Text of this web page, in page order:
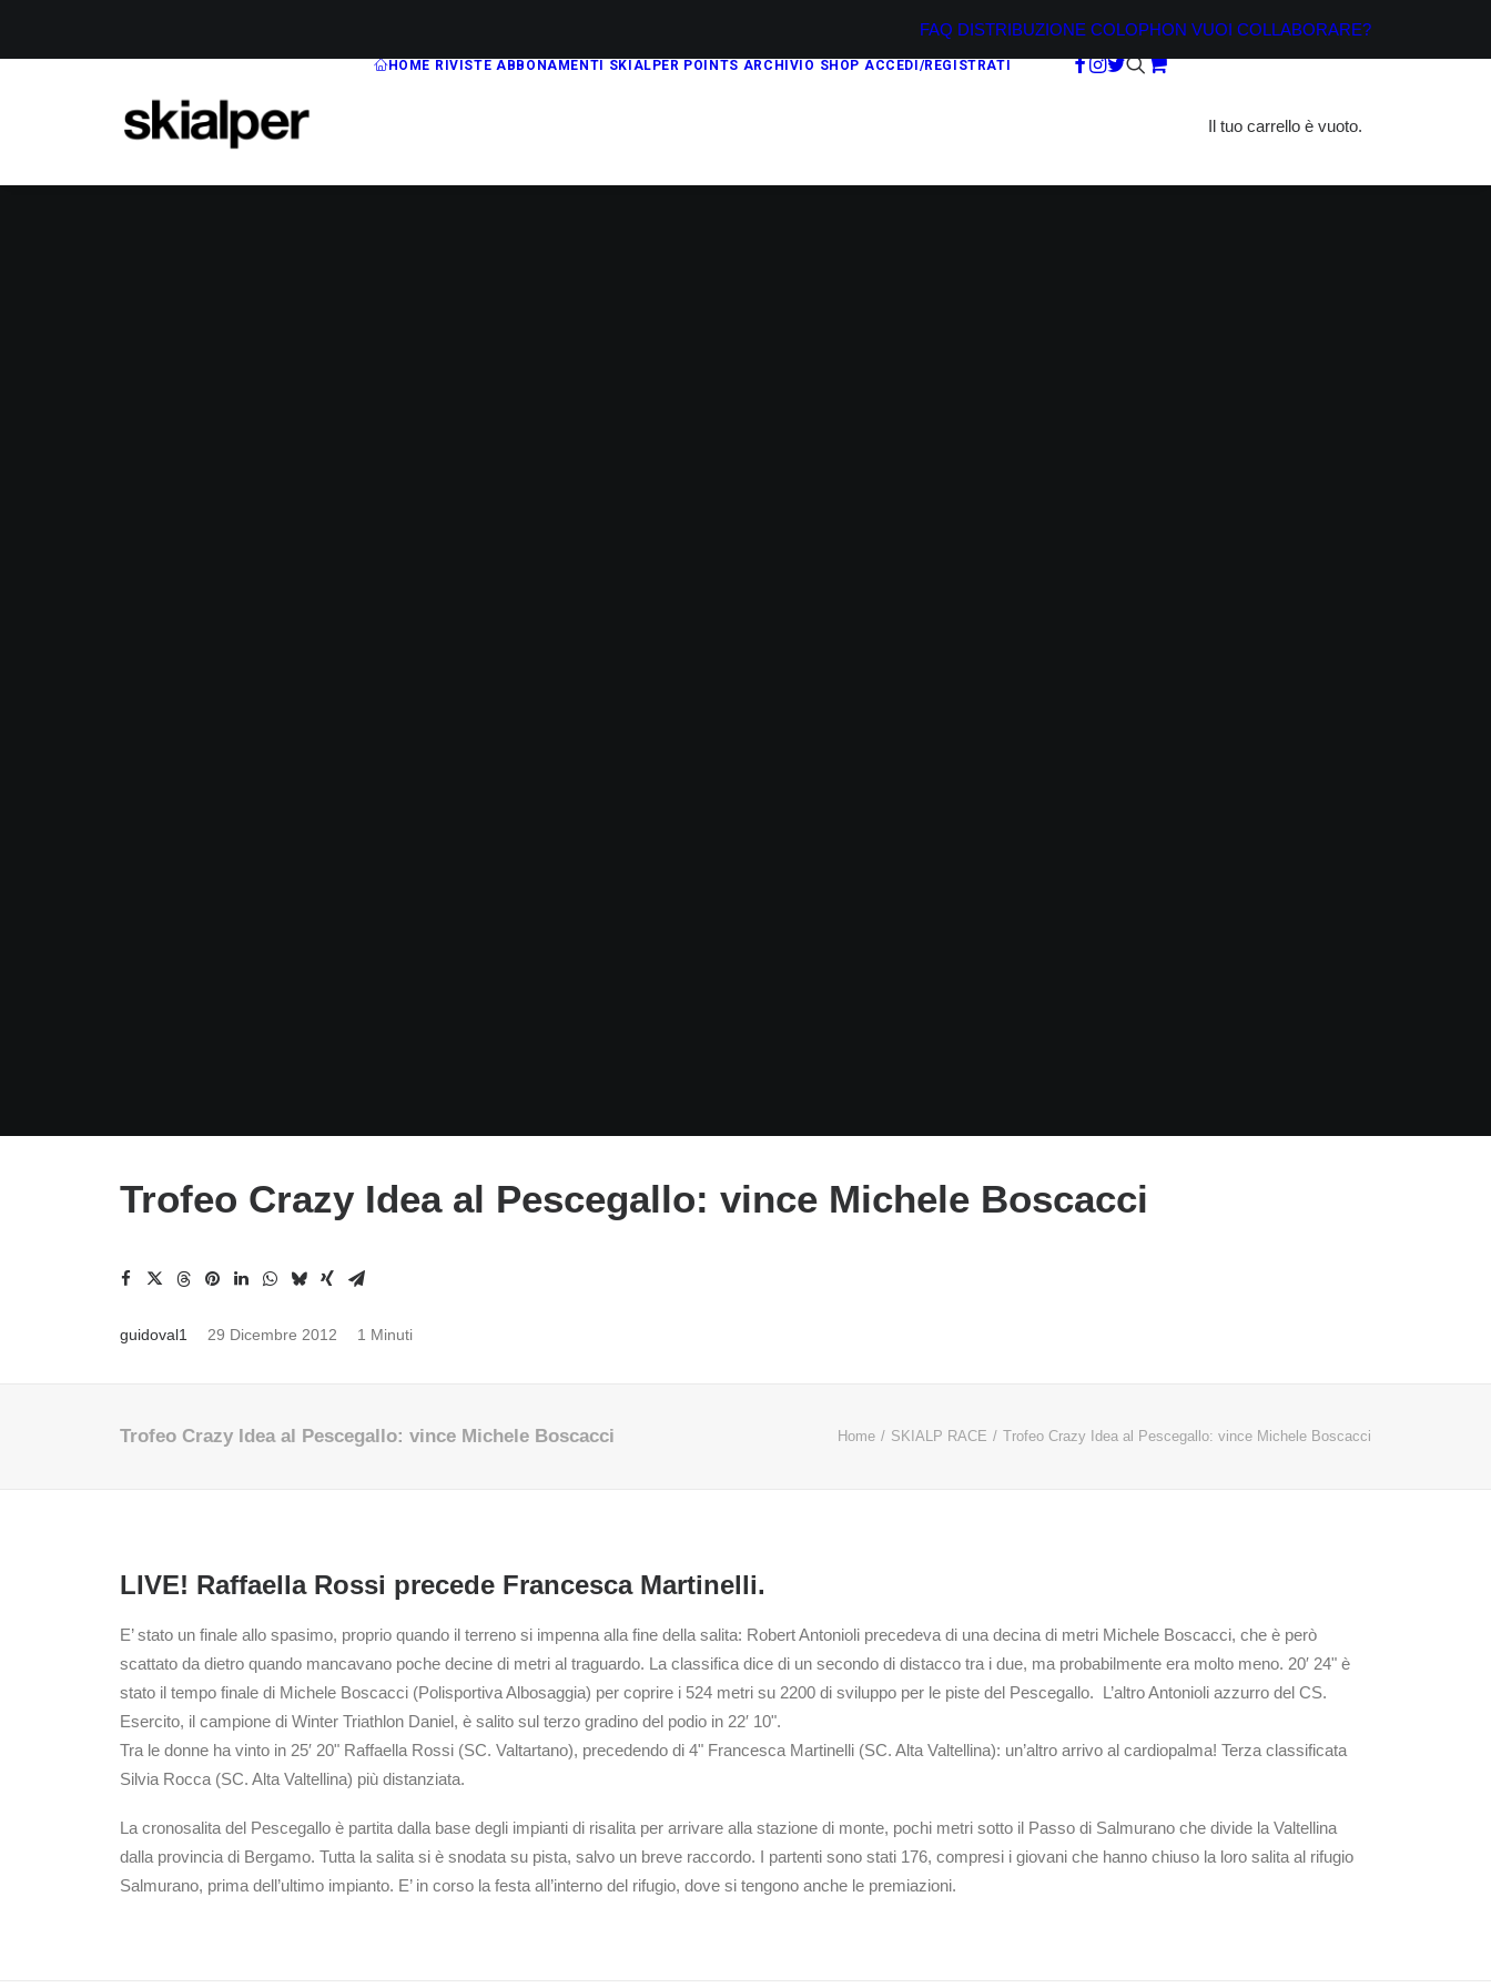
FAQ DISTRIBUZIONE COLOPHON VUOI COLLABORARE?
HOME RIVISTE ABBONAMENTI SKIALPER POINTS ARCHIVIO SHOP ACCEDI/REGISTRATI
Il tuo carrello è vuoto.
Trofeo Crazy Idea al Pescegallo: vince Michele Boscacci
guidoval1 29 Dicembre 2012 1 Minuti
Trofeo Crazy Idea al Pescegallo: vince Michele Boscacci Home SKIALP RACE Trofeo Crazy Idea al Pescegallo: vince Michele Boscacci
LIVE! Raffaella Rossi precede Francesca Martinelli.
E’ stato un finale allo spasimo, proprio quando il terreno si impenna alla fine della salita: Robert Antonioli precedeva di una decina di metri Michele Boscacci, che è però
scattato da dietro quando mancavano poche decine di metri al traguardo. La classifica dice di un secondo di distacco tra i due, ma probabilmente era molto meno. 20′ 24" è
stato il tempo finale di Michele Boscacci (Polisportiva Albosaggia) per coprire i 524 metri su 2200 di sviluppo per le piste del Pescegallo. L’altro Antonioli azzurro del CS.
Esercito, il campione di Winter Triathlon Daniel, è salito sul terzo gradino del podio in 22′ 10".
Tra le donne ha vinto in 25′ 20" Raffaella Rossi (SC. Valtartano), precedendo di 4" Francesca Martinelli (SC. Alta Valtellina): un’altro arrivo al cardiopalma! Terza classificata
Silvia Rocca (SC. Alta Valtellina) più distanziata.
La cronosalita del Pescegallo è partita dalla base degli impianti di risalita per arrivare alla stazione di monte, pochi metri sotto il Passo di Salmurano che divide la Valtellina
dalla provincia di Bergamo. Tutta la salita si è snodata su pista, salvo un breve raccordo. I partenti sono stati 176, compresi i giovani che hanno chiuso la loro salita al rifugio
Salmurano, prima dell’ultimo impianto. E’ in corso la festa all’interno del rifugio, dove si tengono anche le premiazioni.